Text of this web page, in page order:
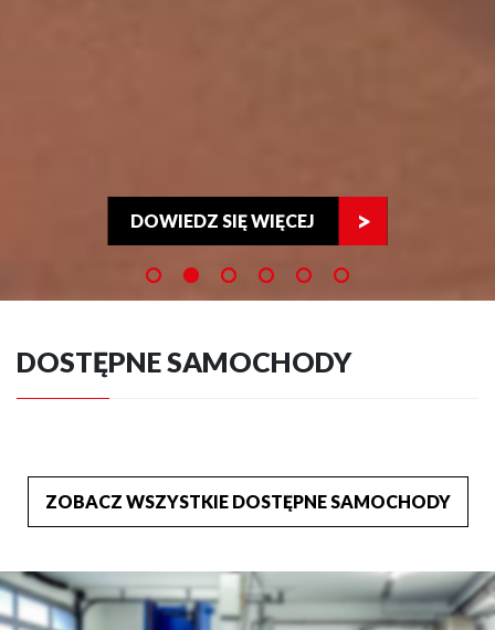
DOWIEDZ SIĘ WIĘCEJ
DOSTĘPNE SAMOCHODY
ZOBACZ WSZYSTKIE DOSTĘPNE SAMOCHODY